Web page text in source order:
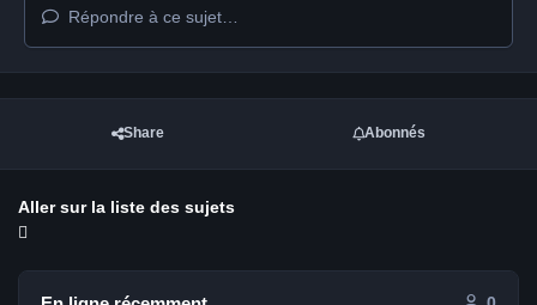
Répondre à ce sujet…
Share Abonnés
Aller sur la liste des sujets